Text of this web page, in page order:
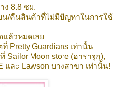
ง 8.8 ซม.
น/คืนสินค้าที่ไม่มีปัญหาในการใช้
ล้วหมดเลย
Pretty Guardians เท่านั้น
Moon store (ฮาราจูกุ),
และ Lawson บางสาขา เท่านั้น!